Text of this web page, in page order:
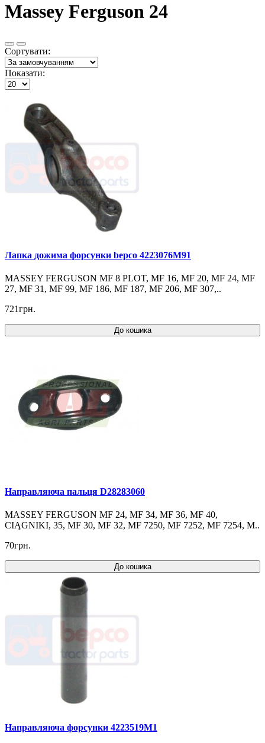
Massey Ferguson 24
Сортувати:
Показати:
Лапка дожима форсунки bepco 4223076M91
MASSEY FERGUSON MF 8 PLOT, MF 16, MF 20, MF 24, MF
27, MF 31, MF 99, MF 186, MF 187, MF 206, MF 307,..
721грн.
До кошика
Направляюча пальця D28283060
MASSEY FERGUSON MF 24, MF 34, MF 36, MF 40,
CIĄGNIKI, 35, MF 30, MF 32, MF 7250, MF 7252, MF 7254, M..
70грн.
До кошика
Направляюча форсунки 4223519M1